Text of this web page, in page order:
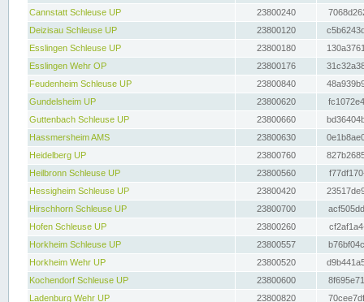
Cannstatt Schleuse UP
23800240
Deizisau Schleuse UP
23800120
Esslingen Schleuse UP
23800180
Esslingen Wehr OP
23800176
Feudenheim Schleuse UP
23800840
Gundelsheim UP
23800620
Guttenbach Schleuse UP
23800660
Hassmersheim AMS
23800630
Heidelberg UP
23800760
Heilbronn Schleuse UP
23800560
Hessigheim Schleuse UP
23800420
Hirschhorn Schleuse UP
23800700
Hofen Schleuse UP
23800260
Horkheim Schleuse UP
23800557
Horkheim Wehr UP
23800520
Kochendorf Schleuse UP
23800600
Ladenburg Wehr UP
23800820